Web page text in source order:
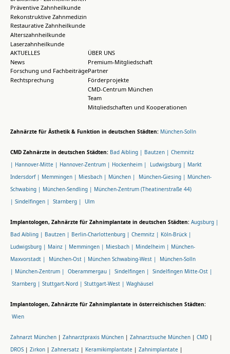
Präventive Zahnheilkunde
Rekonstruktive Zahnmedizin
Restaurative Zahnheilkunde
Alterszahnheilkunde
Laserzahnheilkunde
AKTUELLES
News
Forschung und Fachbeiträge
Rechtsprechung
ÜBER UNS
Premium-Mitgliedschaft
Partner
Förderprojekte
CMD-Centrum München
Team
Mitgliedschaften und Kooperationen
Zahnärzte für Ästhetik & Funktion in deutschen Städten: München-Solln
CMD Zahnärzte in deutschen Städten: Bad Aibling | Bautzen | Chemnitz
| Hannover-Mitte | Hannover-Zentrum | Hockenheim | Ludwigsburg | Markt
Indersdorf | Memmingen | Miesbach | München | München-Giesing | München-
Schwabing | München-Sendling | München-Zentrum (Theatinerstraße 44)
| Sindelfingen | Starnberg | Ulm
Implantologen, Zahnärzte für Zahnimplantate in deutschen Städten: Augsburg |
Bad Aibling | Bautzen | Berlin-Charlottenburg | Chemnitz | Köln-Brück |
Ludwigsburg | Mainz | Memmingen | Miesbach | Mindelheim | München-
Maxvorstadt |
München-Ost | München Schwabing-West |
München-Solln
| München-Zentrum | Oberammergau | Sindelfingen | Sindelfingen Mitte-Ost |
Starnberg | Stuttgart-Nord | Stuttgart-West | Waghäusel
Implantologen, Zahnärzte für Zahnimplantate in österreichischen Städten:
Wien
Zahnarzt München | Zahnarztpraxis München | Zahnarztsuche München | CMD |
DROS | Zirkon | Zahnersatz | Keramikimplantate | Zahnimplantate |